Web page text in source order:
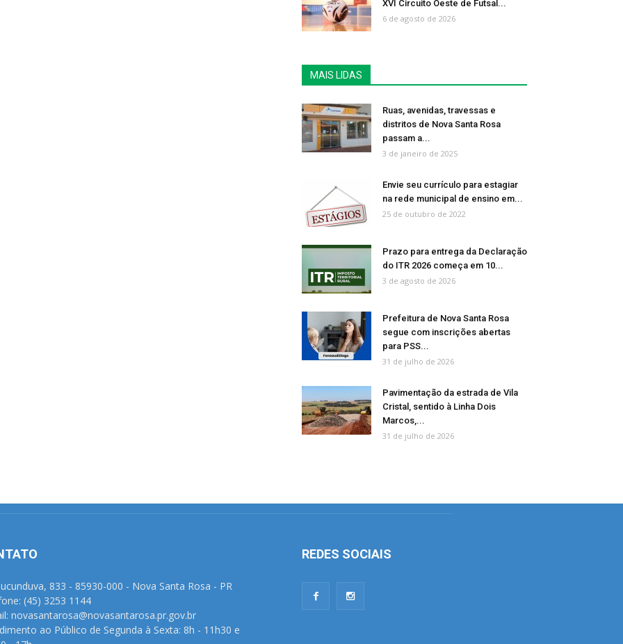
XVI Circuito Oeste de Futsal...
6 de agosto de 2026
MAIS LIDAS
Ruas, avenidas, travessas e
distritos de Nova Santa Rosa
passam a...
3 de janeiro de 2025
Envie seu currículo para estagiar
na rede municipal de ensino em...
25 de outubro de 2022
Prazo para entrega da Declaração
do ITR 2026 começa em 10...
3 de agosto de 2026
Prefeitura de Nova Santa Rosa
segue com inscrições abertas
para PSS...
31 de julho de 2026
Pavimentação da estrada de Vila
Cristal, sentido à Linha Dois
Marcos,...
31 de julho de 2026
833 - 85930-000 - Nova Santa Rosa - PR
(45) 3253 1144
novasantarosa@novasantarosa.pr.gov.br
ao Público de Segunda à Sexta: 8h - 11h30 e
REDES SOCIAIS